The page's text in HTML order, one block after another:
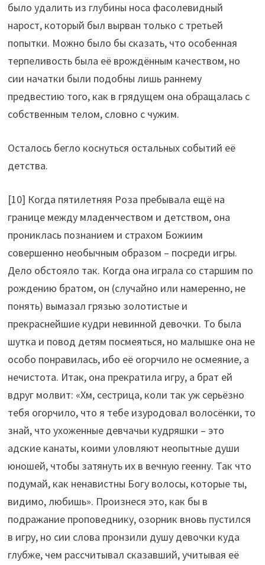
было удалить из глубины носа фасолевидный
нарост, который был вырван только с третьей
попытки. Можно было бы сказать, что особенная
терпеливость была её врождённым качеством, но
сии начатки были подобны лишь раннему
предвестию того, как в грядущем она обращалась с
собственным телом, словно с чужим.
Осталось бегло коснуться остальных событий её
детства.
[10] Когда пятилетняя Роза пребывала ещё на
границе между младенчеством и детством, она
прониклась познанием и страхом Божиим
совершенно необычным образом – посреди игры.
Дело обстояло так. Когда она играла со старшим по
рождению братом, он (случайно или намеренно, не
понять) вымазал грязью золотистые и
прекраснейшие кудри невинной девочки. То была
шутка и повод детям посмеяться, но малышке она не
особо понравилась, ибо её огорчило не осмеяние, а
нечистота. Итак, она прекратила игру, а брат ей
вдруг молвит: «Хм, сестрица, коли так уж серьёзно
тебя огорчило, что я тебе изуродовал волосёнки, то
знай, что ухоженные девчачьи кудряшки – это
адские канаты, коими уловляют неопытные души
юношей, чтобы затянуть их в вечную геенну. Так что
подумай, как ненавистны Богу волосы, которые ты,
видимо, любишь». Произнеся это, как бы в
подражание проповеднику, озорник вновь пустился
в игру, но сии слова пронзили душу девочки куда
глубже, чем рассчитывал сказавший, учитывая её